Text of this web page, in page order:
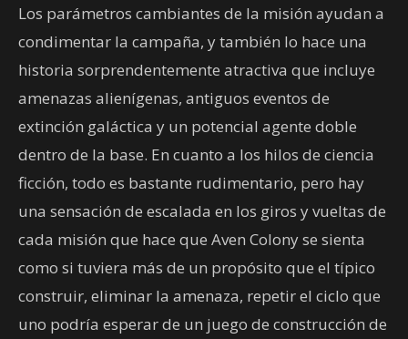
Los parámetros cambiantes de la misión ayudan a
condimentar la campaña, y también lo hace una
historia sorprendentemente atractiva que incluye
amenazas alienígenas, antiguos eventos de
extinción galáctica y un potencial agente doble
dentro de la base. En cuanto a los hilos de ciencia
ficción, todo es bastante rudimentario, pero hay
una sensación de escalada en los giros y vueltas de
cada misión que hace que Aven Colony se sienta
como si tuviera más de un propósito que el típico
construir, eliminar la amenaza, repetir el ciclo que
uno podría esperar de un juego de construcción de